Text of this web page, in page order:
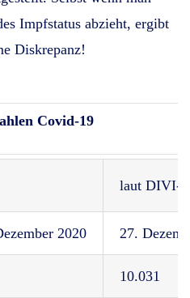
Impfstatus abzieht, ergibt
Diskrepanz!
Covid-19
laut DIVI-
2020 27.
10.031